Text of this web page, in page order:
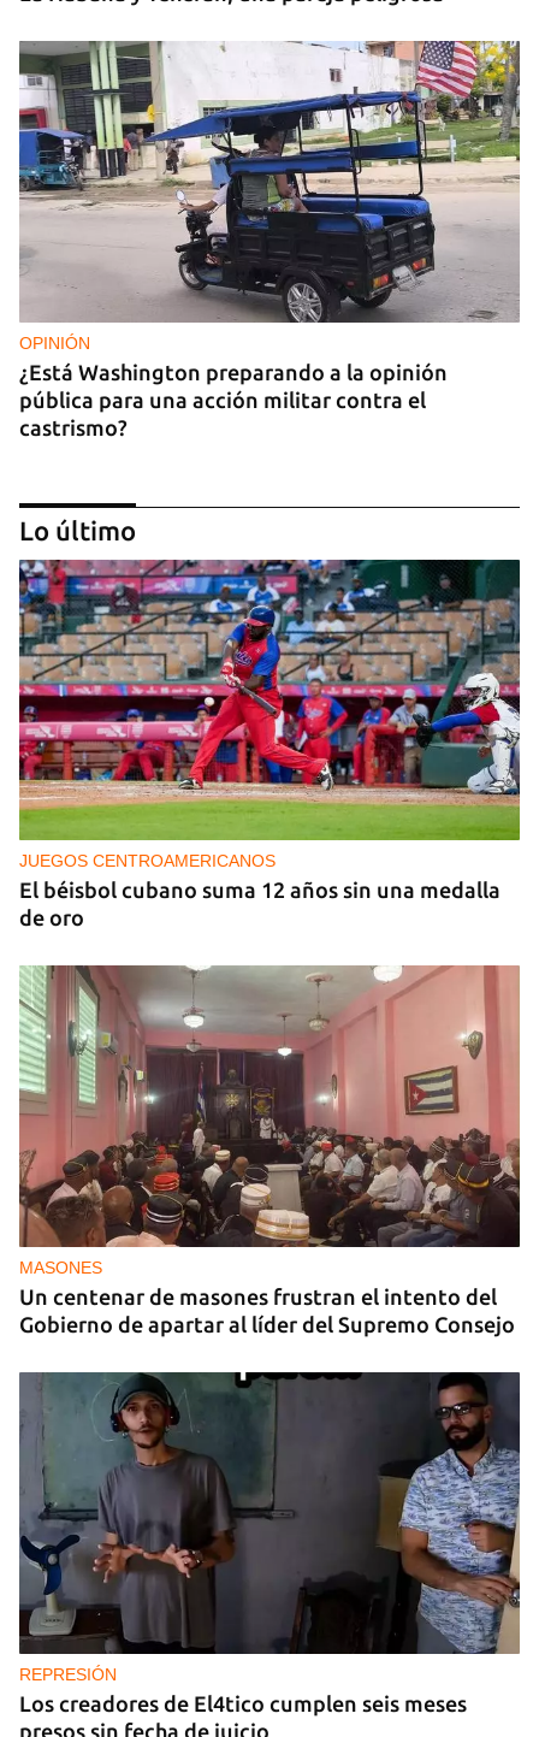
OPINIÓN
¿Está Washington preparando a la opinión
pública para una acción militar contra el
castrismo?
CAJÓN DE SASTRE
Entre espinas nacen flores
Lo último
JUEGOS CENTROAMERICANOS
El béisbol cubano suma 12 años sin una medalla
de oro
MASONES
Un centenar de masones frustran el intento del
Gobierno de apartar al líder del Supremo Consejo
REPRESIÓN
Los creadores de El4tico cumplen seis meses
presos sin fecha de juicio